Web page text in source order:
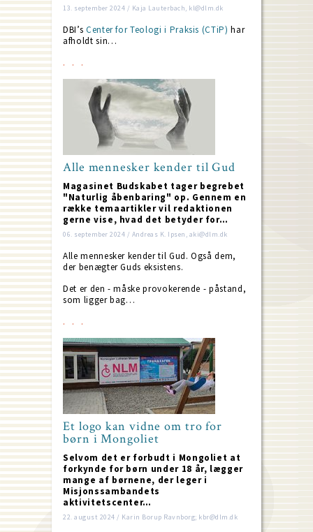
13. september 2024 / Kaja Lauterbach, kl@dlm.dk
DBI’s Center for Teologi i Praksis (CTiP) har
afholdt sin…
Alle mennesker kender til Gud
Magasinet Budskabet tager begrebet
"Naturlig åbenbaring" op. Gennem en
række temaartikler vil redaktionen
gerne vise, hvad det betyder for…
06. september 2024 / Andreas K. Ipsen, aki@dlm.dk
Alle mennesker kender til Gud. Også dem,
der benægter Guds eksistens.
Det er den - måske provokerende - påstand,
som ligger bag…
Et logo kan vidne om tro for
børn i Mongoliet
Selvom det er forbudt i Mongoliet at
forkynde for børn under 18 år, lægger
mange af børnene, der leger i
Misjonssambandets
aktivitetscenter…
22. august 2024 / Karin Borup Ravnborg; kbr@dlm.dk